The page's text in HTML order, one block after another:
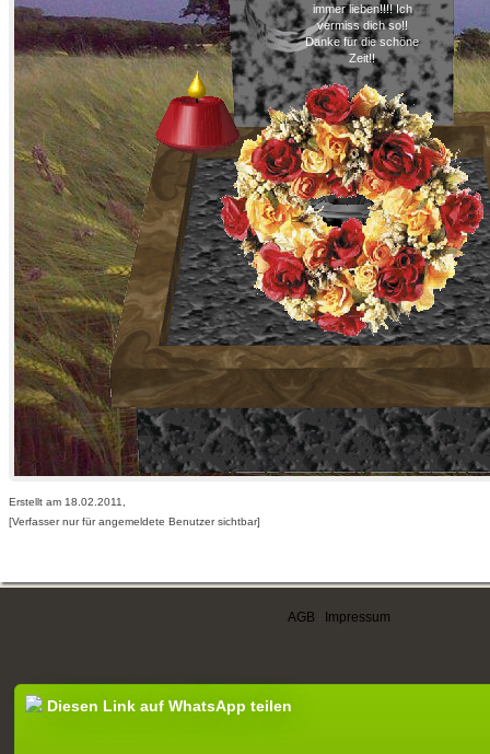
immer lieben!!!! Ich
vermiss dich so!!
Danke für die schöne
Zeit!!
Erstellt am 18.02.2011,
[Verfasser nur für angemeldete Benutzer sichtbar]
AGB Impressum
Diesen Link auf WhatsApp teilen